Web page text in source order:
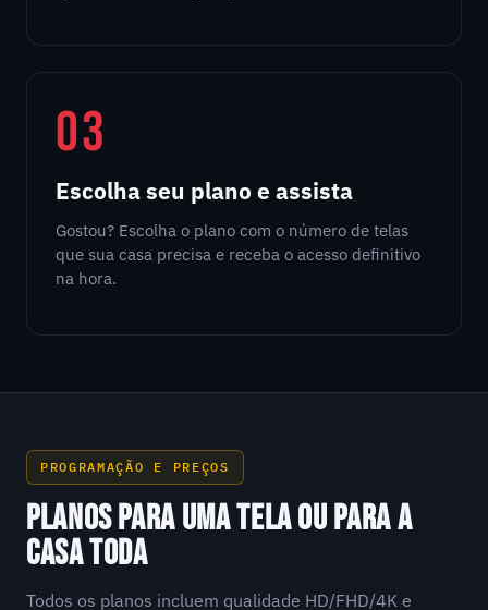
03
Escolha seu plano e assista
Gostou? Escolha o plano com o número de telas
que sua casa precisa e receba o acesso definitivo
na hora.
PROGRAMAÇÃO E PREÇOS
PLANOS PARA UMA TELA OU PARA A
CASA TODA
Todos os planos incluem qualidade HD/FHD/4K e